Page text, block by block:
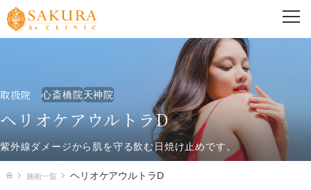
PRICE
料金一覧
心斎橋院
天神院
TREATMENT
施術一覧
取扱院 心斎橋院天神院
ヘリオケアウルトラD
紫外線ダメージから肌を守る飲む日焼け止めです。
施術一覧 ヘリオケアウルトラD